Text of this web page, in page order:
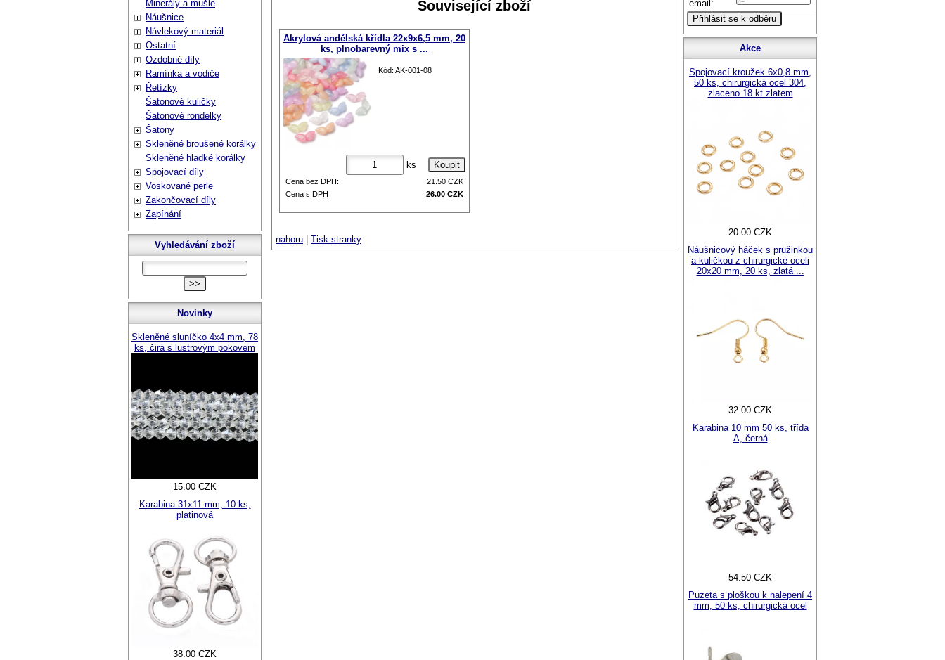
Související zboží
Akrylová andělská křídla 22x9x6,5 mm, 20
ks, plnobarevný mix s ...
Kód: AK-001-08
ks
Cena bez DPH: 21.50 CZK
Cena s DPH
26.00 CZK
nahoru Tisk stranky
Minerály a mušle
Náušnice
Návlekový materiál
Ostatní
Ozdobné díly
Ramínka a vodiče
Řetízky
Šatonové kuličky
Šatonové rondelky
Šatony
Skleněné broušené korálky
Skleněné hladké korálky
Spojovací díly
Voskované perle
Zakončovací díly
Zapínání
Vyhledávání zboží
Novinky
Skleněné sluníčko 4x4 mm, 78
ks, čirá s lustrovým pokovem
15.00 CZK
Karabina 31x11 mm, 10 ks,
platinová
38.00 CZK
email:
Akce
Spojovací kroužek 6x0,8 mm,
50 ks, chirurgická ocel 304,
zlaceno 18 kt zlatem
20.00 CZK
Náušnicový háček s pružinkou
a kuličkou z chirurgické oceli
20x20 mm, 20 ks, zlatá ...
32.00 CZK
Karabina 10 mm 50 ks, třída
A, černá
54.50 CZK
Puzeta s ploškou k nalepení 4
mm, 50 ks, chirurgická ocel